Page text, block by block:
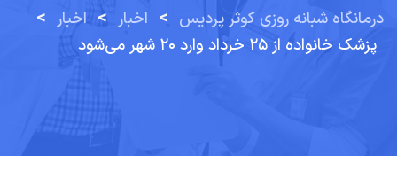
درمانگاه شبانه روزی کوثر پردیس > اخبار > اخبار >
پزشک خانواده از ۲۵ خرداد وارد ۲۰ شهر می‌شود